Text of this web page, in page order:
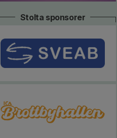
Stolta sponsorer